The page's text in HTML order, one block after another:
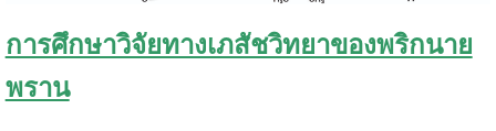
การศึกษาวิจัยทางเภสัชวิทยาของพริกนาย
พราน